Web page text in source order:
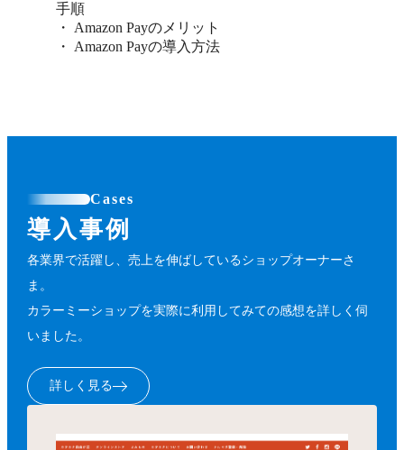
手順
・ Amazon Payのメリット
・ Amazon Payの導入方法
Cases
導入事例
各業界で活躍し、売上を伸ばしているショップオーナーさ
ま。
カラーミーショップを実際に利用してみての感想を詳しく伺
いました。
詳しく見る